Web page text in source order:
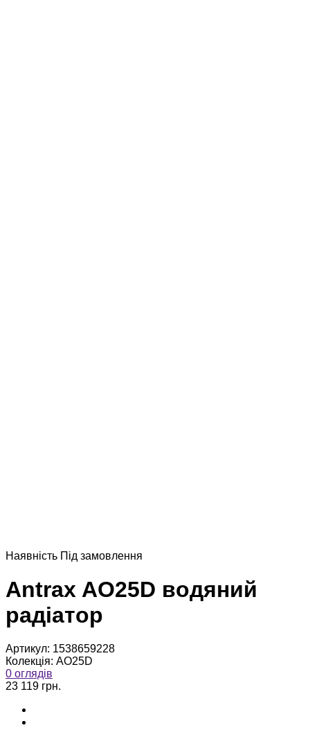
Наявнiсть Пiд замовлення
Antrax AO25D водяний
радіатор
Артикул: 1538659228
Колекція: AO25D
0 оглядів
23 119 грн.